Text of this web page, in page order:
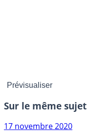
Sur le même sujet